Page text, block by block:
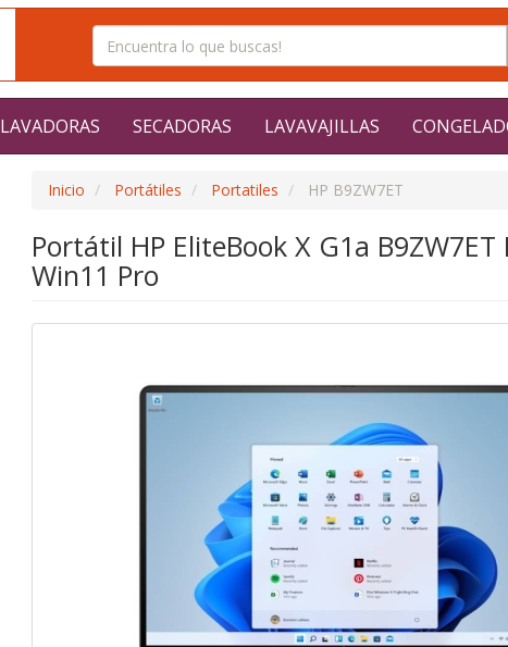
LAVADORAS SECADORAS LAVAVAJILLAS
Inicio Portátiles Portatiles HP B9ZW7ET
Portátil HP EliteBook X G1a
Win11 Pro